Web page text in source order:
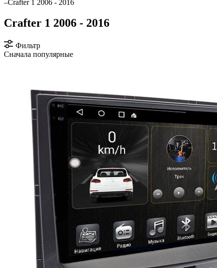
–Crafter 1 2006 - 2016
Crafter 1 2006 - 2016
Фильтр
Сначала популярные